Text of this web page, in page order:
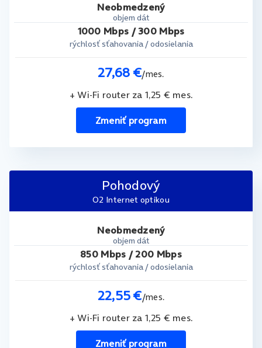
Neobmedzený
objem dát
1000 Mbps / 300 Mbps
rýchlosť sťahovania / odosielania
27,68 €/mes.
+ Wi-Fi router za 1,25 € mes.
Zmeniť program
Pohodový
O2 Internet optikou
Neobmedzený
objem dát
850 Mbps / 200 Mbps
rýchlosť sťahovania / odosielania
22,55 €/mes.
+ Wi-Fi router za 1,25 € mes.
Zmeniť program